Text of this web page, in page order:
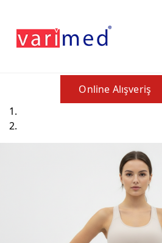
Online Alışveriş